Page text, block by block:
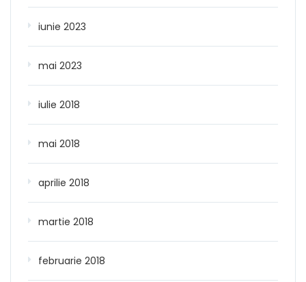
iunie 2023
mai 2023
iulie 2018
mai 2018
aprilie 2018
martie 2018
februarie 2018